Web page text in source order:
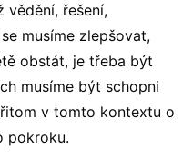
vědění, řešení,
musíme zlepšovat,
obstát, je třeba být
musíme být schopni
v tomto kontextu o
pokroku.